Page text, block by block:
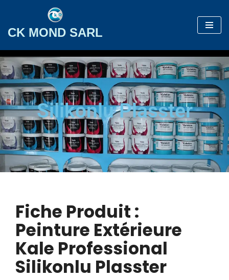
Aller
contenu
CK MOND SARL
Silikonlu Plasster
Fiche Produit :
Peinture Extérieure
Kale Professional
Silikonlu Plasster